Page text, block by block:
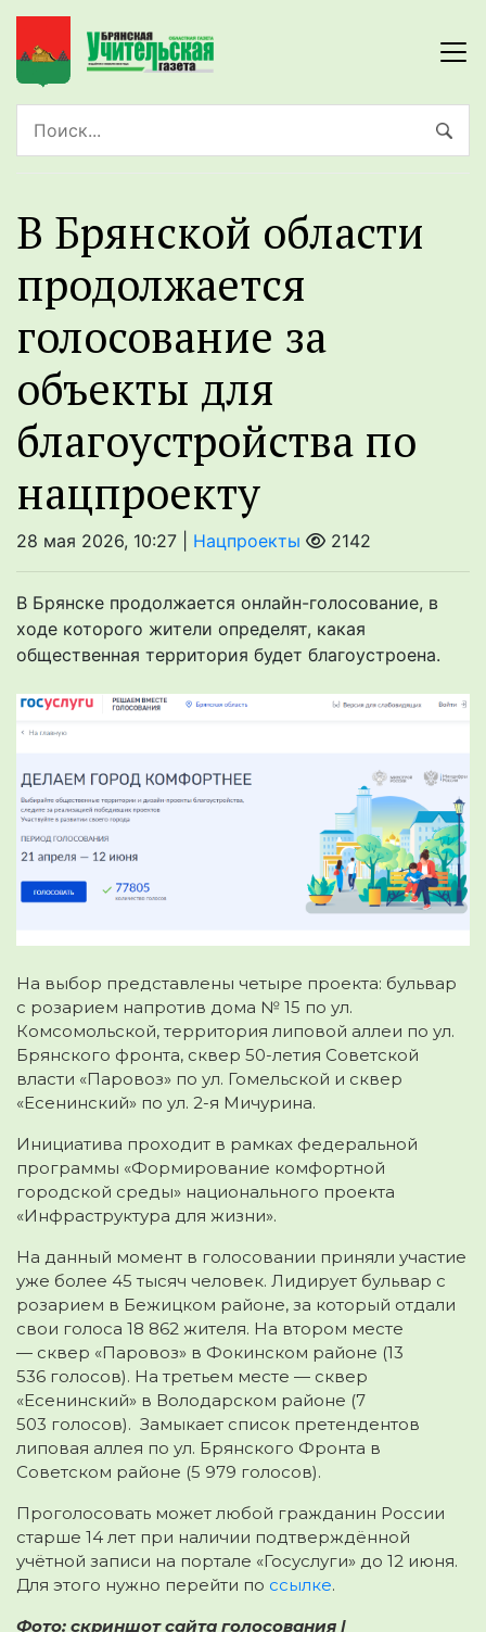
В Брянской области
продолжается
голосование за
объекты для
благоустройства по
нацпроекту
28 мая 2026, 10:27 | Нацпроекты 2142
В Брянске продолжается онлайн-голосование, в
ходе которого жители определят, какая
общественная территория будет благоустроена.
На выбор представлены четыре проекта: бульвар
с розарием напротив дома № 15 по ул.
Комсомольской, территория липовой аллеи по ул.
Брянского фронта, сквер 50-летия Советской
власти «Паровоз» по ул. Гомельской и сквер
«Есенинский» по ул. 2-я Мичурина.
Инициатива проходит в рамках федеральной
программы «Формирование комфортной
городской среды» национального проекта
«Инфраструктура для жизни».
На данный момент в голосовании приняли участие
уже более 45 тысяч человек. Лидирует бульвар с
розарием в Бежицком районе, за который отдали
свои голоса 18 862 жителя. На втором месте
— сквер «Паровоз» в Фокинском районе (13
536 голосов). На третьем месте — сквер
«Есенинский» в Володарском районе (7
503 голосов). Замыкает список претендентов
липовая аллея по ул. Брянского Фронта в
Советском районе (5 979 голосов).
Проголосовать может любой гражданин России
старше 14 лет при наличии подтверждённой
учётной записи на портале «Госуслуги» до 12 июня.
Для этого нужно перейти по ссылке.
Фото: скриншот сайта голосования |